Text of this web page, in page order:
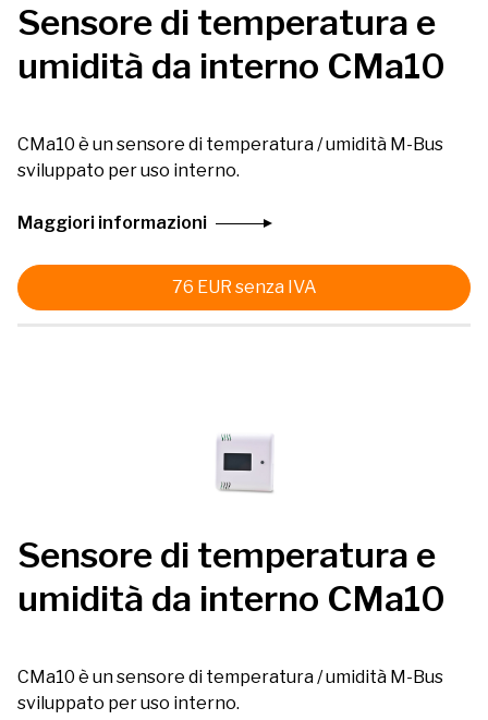
Sensore di temperatura e
umidità da interno CMa10
CMa10 è un sensore di temperatura / umidità M-Bus
sviluppato per uso interno.
Maggiori informazioni
76 EUR senza IVA
Sensore di temperatura e
umidità da interno CMa10
CMa10 è un sensore di temperatura / umidità M-Bus
sviluppato per uso interno.